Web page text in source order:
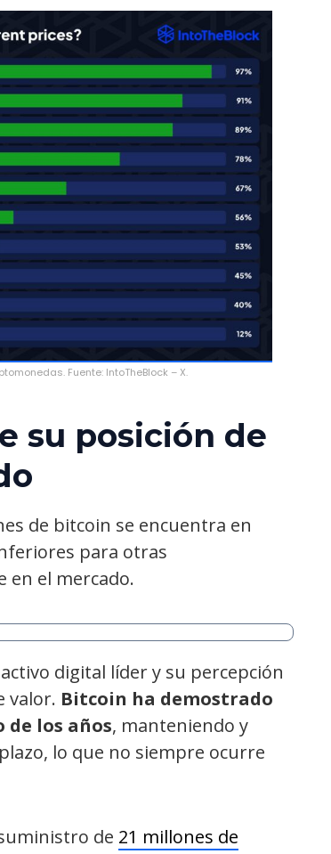
Fuente: IntoTheBlock – X.
su posición de
de bitcoin se encuentra en
para otras
en el mercado.
digital líder y su percepción
valor. Bitcoin ha demostrado
los años, manteniendo y
lo que no siempre ocurre
de 21 millones de